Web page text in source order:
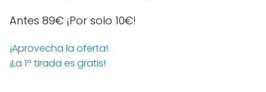
Antes 89€ ¡Por solo 10€!
¡Aprovecha la oferta!
¡La 1ª tirada es gratis!